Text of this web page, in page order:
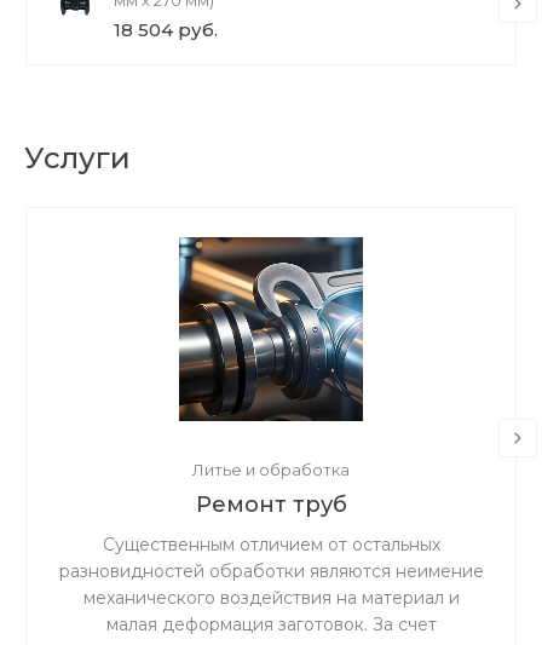
18 504 руб.
Услуги
Литье и обработка
Ремонт труб
Существенным отличием от остальных
разновидностей обработки являются неимение
механического воздействия на материал и
малая деформация заготовок. За счет